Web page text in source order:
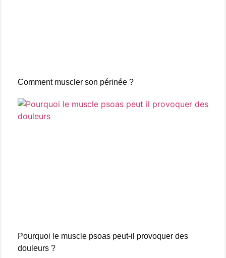
Comment muscler son périnée ?
Pourquoi le muscle psoas peut-il provoquer des
douleurs ?